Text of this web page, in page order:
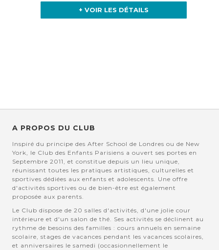
+ VOIR LES DÉTAILS
A PROPOS DU CLUB
Inspiré du principe des After School de Londres ou de New
York, le Club des Enfants Parisiens a ouvert ses portes en
Septembre 2011, et constitue depuis un lieu unique,
réunissant toutes les pratiques artistiques, culturelles et
sportives dédiées aux enfants et adolescents. Une offre
d'activités sportives ou de bien-être est également
proposée aux parents.
Le Club dispose de 20 salles d'activités, d'une jolie cour
intérieure et d'un salon de thé. Ses activités se déclinent au
rythme de besoins des familles : cours annuels en semaine
scolaire, stages de vacances pendant les vacances scolaires,
et anniversaires le samedi (occasionnellement le